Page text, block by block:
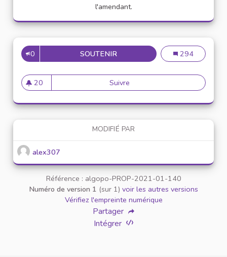
l'amendant.
0 SOUTENIRMISE EN PLACE DEMise en place
294
20
20 abonnés
Suivre Mise en place de référents
MODIFIÉ PAR
alex307
Référence : algopo-PROP-2021-01-140
Numéro de version 1 (sur 1) voir les autres versions
Vérifiez l'empreinte numérique
Partager
Intégrer